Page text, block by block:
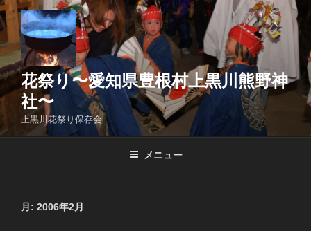
コ
ン
テ
ン
ツ
ッ
花祭り〜愛知県豊根村上黒川熊野神
社〜
上黒川花祭り保存会
メニュー
月: 2006年2月